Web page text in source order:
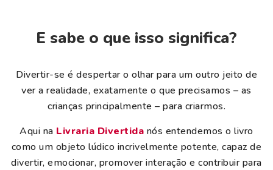
E sabe o que isso significa?
Divertir-se é despertar o olhar para um outro jeito de
ver a realidade, exatamente o que precisamos – as
crianças principalmente – para criarmos.
Aqui na Livraria Divertida nós entendemos o livro
como um objeto lúdico incrivelmente potente, capaz de
divertir, emocionar, promover interação e contribuir para